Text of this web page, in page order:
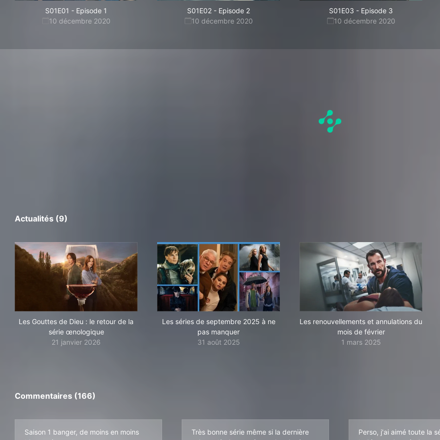
S01E01 - Episode 1
10 décembre 2020
S01E02 - Episode 2
10 décembre 2020
S01E03 - Episode 3
10 décembre 2020
Actualités (9)
Les Gouttes de Dieu : le retour de la
série œnologique
21 janvier 2026
Les séries de septembre 2025 à ne
pas manquer
31 août 2025
Les renouvellements et annulations du
mois de février
1 mars 2025
Commentaires (166)
Saison 1 banger, de moins en moins
Très bonne série même si la dernière
Perso, j'ai aimé toute la